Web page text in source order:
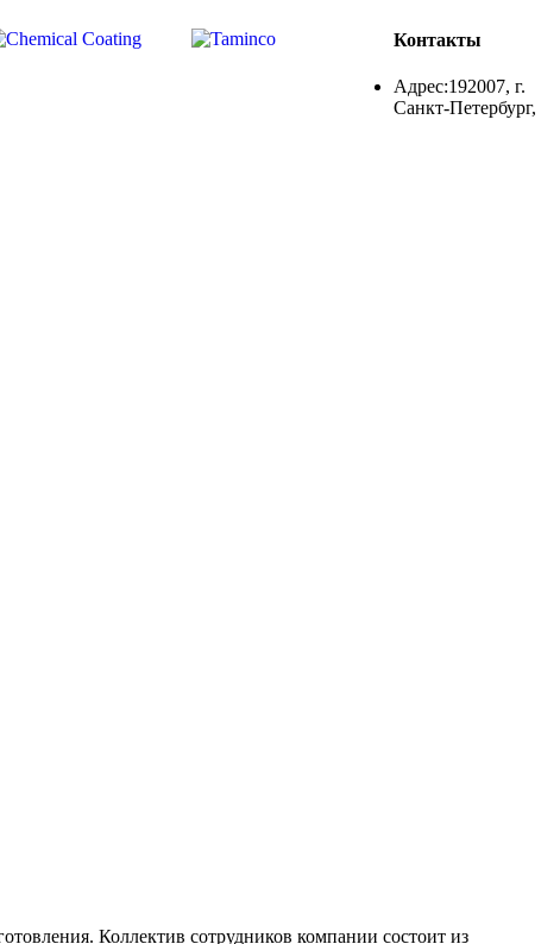
Контакты
Адрес:192007, г.
Санкт-Петербург,
Коллектив сотрудников компании состоит из